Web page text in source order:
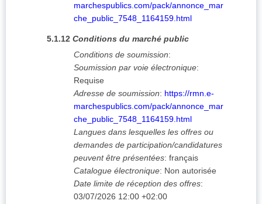
marchespublics.com/pack/annonce_mar
che_public_7548_1164159.html
5.1.12 Conditions du marché public
Conditions de soumission:
Soumission par voie électronique:
Requise
Adresse de soumission: https://rmn.e-
marchespublics.com/pack/annonce_mar
che_public_7548_1164159.html
Langues dans lesquelles les offres ou
demandes de participation/candidatures
peuvent être présentées: français
Catalogue électronique: Non autorisée
Date limite de réception des offres:
03/07/2026 12:00 +02:00